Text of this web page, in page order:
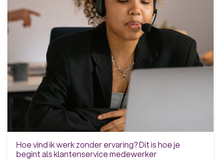
Hoe vind ik werk zonder ervaring? Dit is hoe je
begint als klantenservice medewerker